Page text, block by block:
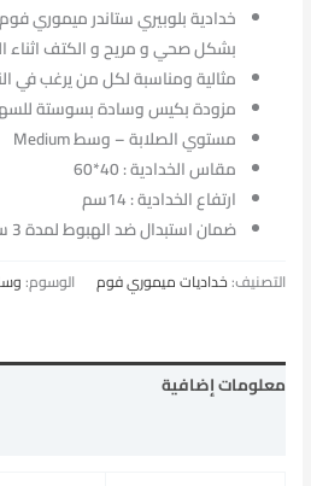
خدادية بلوبيري ستاندر ميموري
بشكل صحي و مريح و الكتف اثناء
مثالية ومناسبة لكل من يرغب في
مزودة بكيس وسادة بسوستة
مستوي الصلابة – وسط Medium
مقاس الخدادية : 40*60
ارتفاع الخدادية : 14سم
ضمان استبدال ضد الهبوط لمدة 3 سنوات
التصنيف:خداديات ميموري فوم الوسوم:
معلومات إضافية